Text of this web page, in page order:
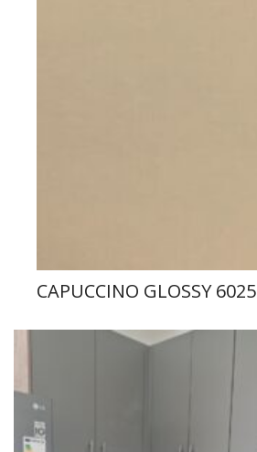
CAPUCCINO GLOSSY 6025